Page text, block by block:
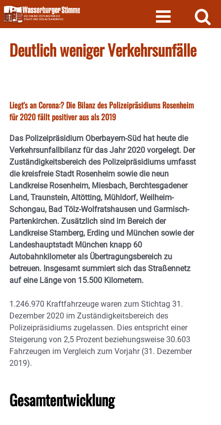
Skip
to
content
Deutlich weniger Verkehrsunfälle
Liegt's an Corona:? Die Bilanz des Polizeipräsidiums Rosenheim
für 2020 fällt positiver aus als 2019
Das Polizeipräsidium Oberbayern-Süd hat heute die
Verkehrsunfallbilanz für das Jahr 2020 vorgelegt. Der
Zuständigkeitsbereich des Polizeipräsidiums umfasst
die kreisfreie Stadt Rosenheim sowie die neun
Landkreise Rosenheim, Miesbach, Berchtesgadener
Land, Traunstein, Altötting, Mühldorf, Weilheim-
Schongau, Bad Tölz-Wolfratshausen und Garmisch-
Partenkirchen. Zusätzlich sind im Bereich der
Landkreise Starnberg, Erding und München sowie der
Landeshauptstadt München knapp 60
Autobahnkilometer als Übertragungsbereich zu
betreuen. Insgesamt summiert sich das Straßennetz
auf eine Länge von 15.500 Kilometern.
1.246.970 Kraftfahrzeuge waren zum Stichtag 31.
Dezember 2020 im Zuständigkeitsbereich des
Polizeipräsidiums zugelassen. Dies entspricht einer
Steigerung von 2,5 Prozent beziehungsweise 30.603
Fahrzeugen im Vergleich zum Vorjahr (31. Dezember
2019).
Gesamtentwicklung